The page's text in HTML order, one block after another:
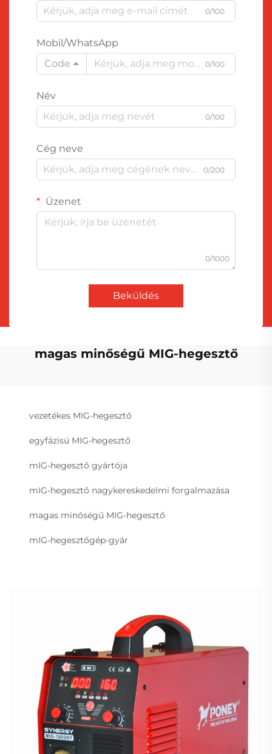
0/100
Mobil/WhatsApp
Code
0/100
Név
0/100
Cég neve
0/200
Üzenet
0/1000
Beküldés
magas minőségű MIG-hegesztő
vezetékes MIG-hegesztő
egyfázisú MIG-hegesztő
mIG-hegesztő gyártója
mIG-hegesztő nagykereskedelmi forgalmazása
magas minőségű MIG-hegesztő
mIG-hegesztőgép-gyár